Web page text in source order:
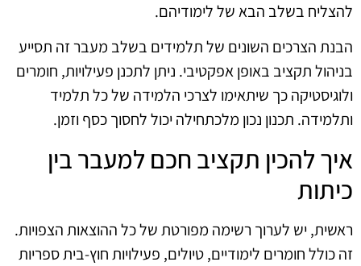
להצליח בשלב הבא של לימודיהם.
הבנת הצרכים השונים של תלמידים בשלב מעבר זה תסייע
בניהול תקציב באופן אפקטיבי. ניתן לתכנן פעילויות, חומרים
ולוגיסטיקה כך שיתאימו לצרכי הלמידה של כל תלמיד
ותלמידה. תכנון נכון מלכתחילה יכול לחסוך כסף וזמן.
איך להכין תקציב חכם למעבר בין
כיתות
ראשית, יש לערוך רשימה מפורטת של כל ההוצאות הצפויות.
זה כולל חומרים לימודיים, טיולים, פעילויות חוץ-בית ספריות